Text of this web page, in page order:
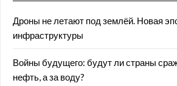
Дроны не летают под землёй. Новая
инфраструктуры
Войны будущего: будут ли страны
нефть, а за воду?